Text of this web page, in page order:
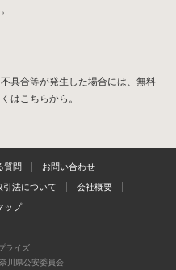
具合等が発生した場合には、無料
はこちらから。
質問 お問い合わせ
引法について 会社概要
ップ
ライズ
川県公安委員会